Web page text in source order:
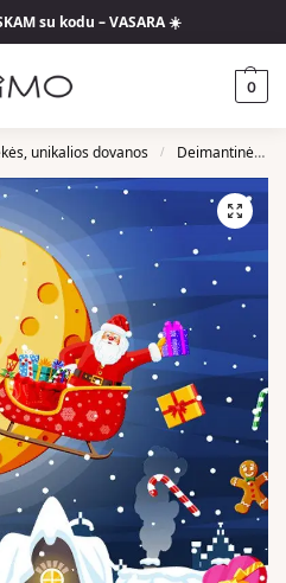
su kodu – VASARA ☀️
0
unikalios dovanos / Deimantinės Mozaikos